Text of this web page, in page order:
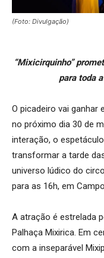
(Foto: Divulgação)
“Mixicirquinho”
para toda
O picadeiro vai ganhar
no próximo dia 30 de
interação, o
transformar a tarde
universo lúdico do
para as 16h, em
A atração é estrelada
Palhaça Mixirica. Em
com a inseparável